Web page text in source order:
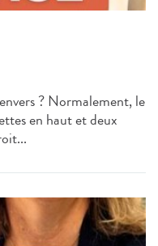
? Normalement, le
en haut et deux